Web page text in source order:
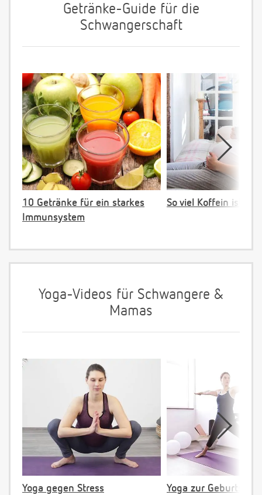
Getränke-Guide für die
Schwangerschaft
10 Getränke für ein starkes
Immunsystem
So viel Koffein ist ok!
Yoga-Videos für Schwangere &
Mamas
Yoga gegen Stress Yoga zur